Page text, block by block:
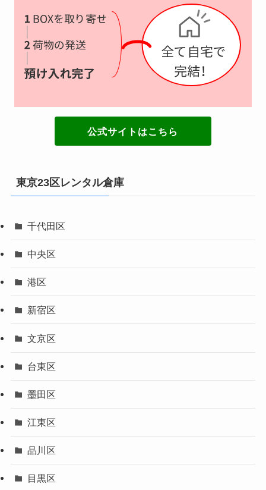
公式サイトはこちら
東京23区レンタル倉庫
千代田区
中央区
港区
新宿区
文京区
台東区
墨田区
江東区
品川区
目黒区